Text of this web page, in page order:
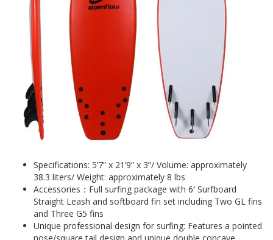
Specifications: 5’7” x 21’9” x 3”/ Volume: approximately
38.3 liters/ Weight: approximately 8 lbs
Accessories：Full surfing package with 6′ Surfboard
Straight Leash and softboard fin set including Two GL fins
and Three G5 fins
Unique professional design for surfing: Features a pointed
nose/square tail design and unique double concave